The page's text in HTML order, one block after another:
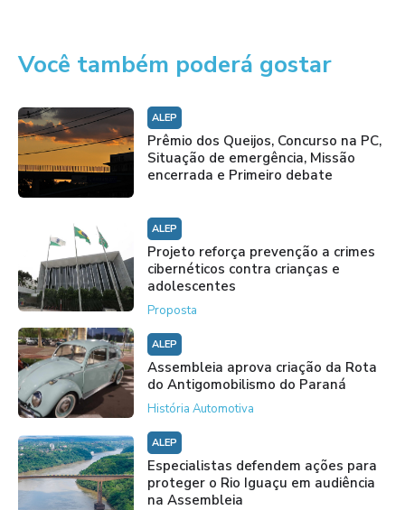
Você também poderá gostar
ALEP
Prêmio dos Queijos, Concurso na PC,
Situação de emergência, Missão
encerrada e Primeiro debate
ALEP
Projeto reforça prevenção a crimes
cibernéticos contra crianças e
adolescentes
Proposta
ALEP
Assembleia aprova criação da Rota
do Antigomobilismo do Paraná
História Automotiva
ALEP
Especialistas defendem ações para
proteger o Rio Iguaçu em audiência
na Assembleia